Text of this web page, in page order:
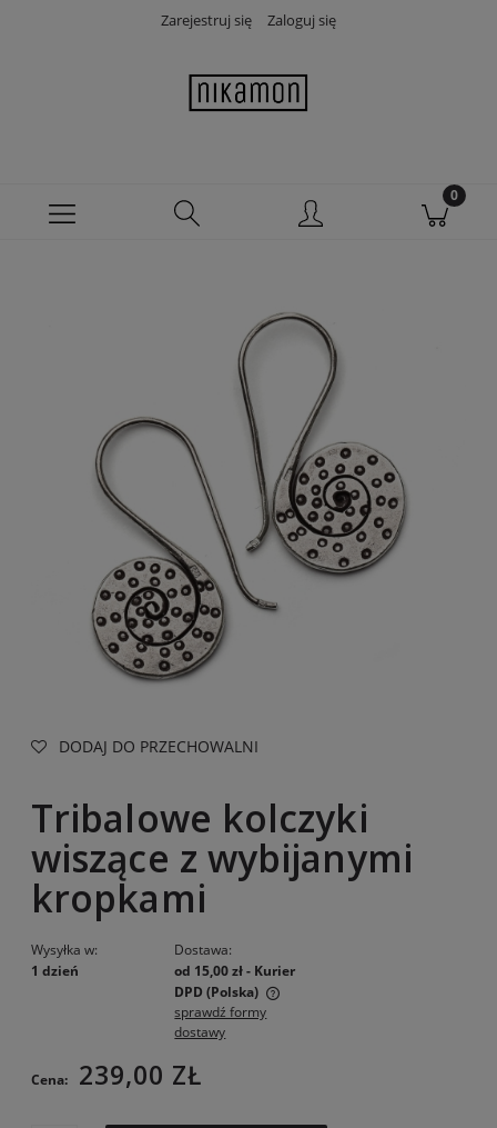
Zarejestruj się Zaloguj się
DODAJ DO PRZECHOWALNI
Tribalowe kolczyki
wiszące z wybijanymi
kropkami
Wysyłka w:
1 dzień
Dostawa:
od 15,00 zł- Kurier
DPD (Polska)
Cena nie zawiera ewentualnych kosztów płatności
sprawdź formy
dostawy
Cena: 239,00 ZŁ